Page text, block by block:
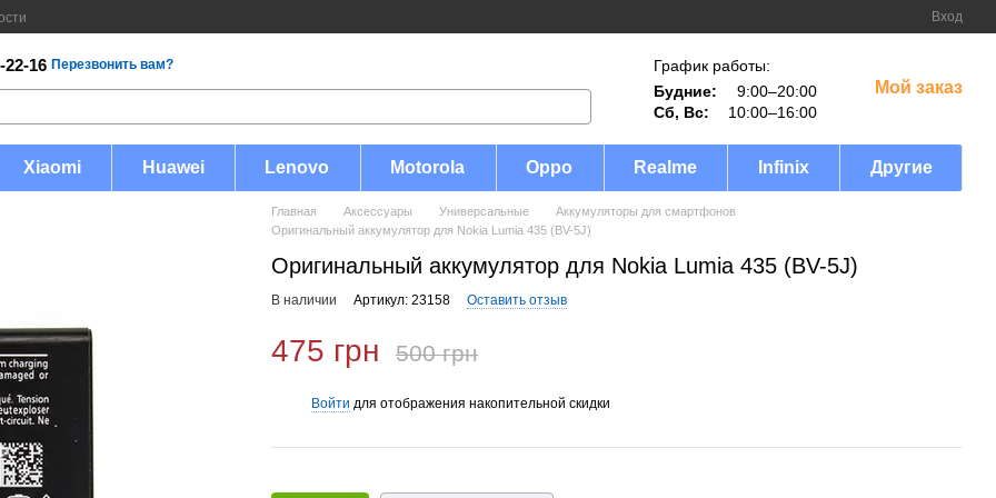
Вход
22-16 Перезвонить вам?
График работы:
Будние:
9:00–20:00
Сб, Вс:
10:00–16:00
Мой заказ
Xiaomi Huawei Lenovo Motorola Oppo Realme Infinix Другие
Главная Аксессуары Универсальные
Аккумуляторы для смартфонов
Оригинальный аккумулятор для Nokia Lumia 435 (BV-5J)
Оригинальный аккумулятор для Nokia Lumia 435 (BV-5J)
В наличии Артикул: 23158 Оставить отзыв
475 грн 500 грн
Войти для отображения накопительной скидки